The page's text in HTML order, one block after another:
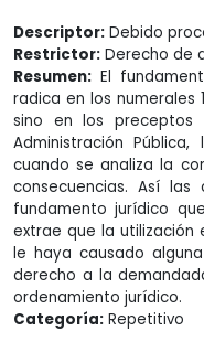
Descriptor: Debido
Restrictor: Derecho de
Resumen: El
radica en los numerales
sino en los
Administración
cuando se analiza la
consecuencias. Así
fundamento jurídico
extrae que la utilización
le haya causado
derecho a la
ordenamiento jurídico.
Categoría: Repetitivo